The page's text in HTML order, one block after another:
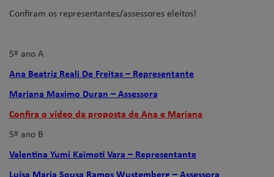
Confiram os representantes/assessores eleitos!
5º ano A
Ana Beatriz Reali De Freitas – Representante
Mariana Maximo Duran – Assessora
Confira o vídeo da proposta de Ana e Mariana
5º ano B
Valentina Yumi Kaimoti Vara – Representante
Luísa Maria Sousa Ramos Wustemberg – Assessora